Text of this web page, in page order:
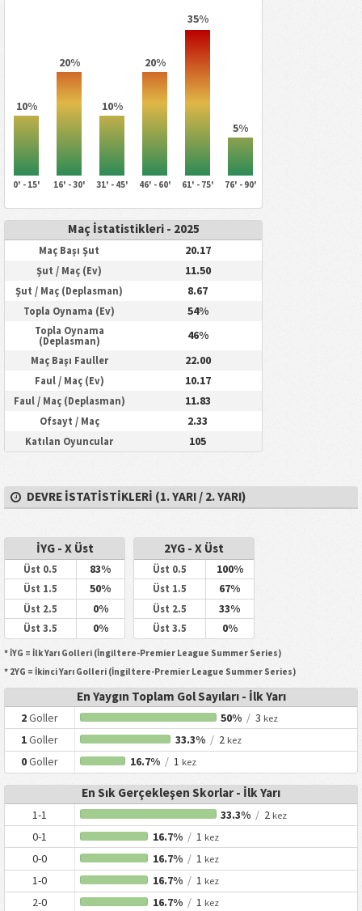
10%
20%
10%
20%
35%
5%
0' - 15' 16' - 30' 31' - 45' 46' - 60' 61' - 75' 76' - 90'
Maç İstatistikleri - 2025
Maç Başı Şut 20.17
Şut / Maç (Ev) 11.50
Şut / Maç (Deplasman) 8.67
Topla Oynama (Ev) 54%
Topla Oynama
(Deplasman)
46%
Maç Başı Fauller 22.00
Faul / Maç (Ev) 10.17
Faul / Maç (Deplasman) 11.83
Ofsayt / Maç 2.33
Katılan Oyuncular 105
DEVRE İSTATISTIKLERI (1. YARI / 2. YARI)
İYG - X Üst
Üst 0.5 83%
Üst 1.5 50%
Üst 2.5 0%
Üst 3.5 0%
2YG - X Üst
Üst 0.5 100%
Üst 1.5 67%
Üst 2.5 33%
Üst 3.5 0%
* İYG = İlk Yarı Golleri (İngiltere-Premier League Summer Series)
* 2YG = İkinci Yarı Golleri (İngiltere-Premier League Summer Series)
En Yaygın Toplam Gol Sayıları - İlk Yarı
2Goller 50% / 3 kez
1Goller 33.3% /2 kez
0Goller 16.7% /1 kez
En Sık Gerçekleşen Skorlar - İlk Yarı
1-1 33.3% / 2 kez
0-1 16.7% /1 kez
0-0 16.7% /1 kez
1-0 16.7% /1 kez
2-0 16.7% /1 kez